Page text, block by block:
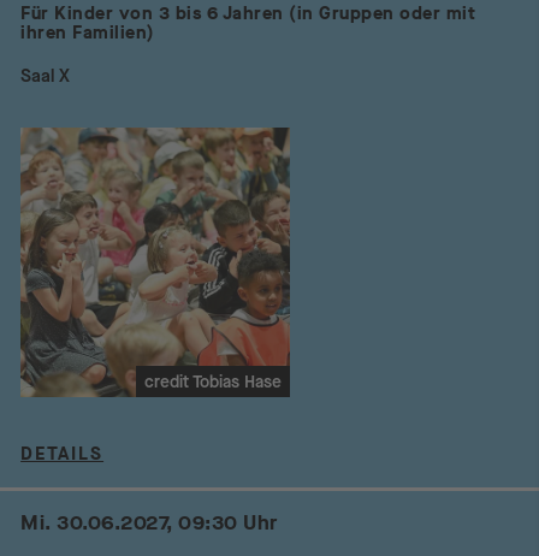
Für Kinder von 3 bis 6 Jahren (in Gruppen oder mit
ihren Familien)
Saal X
credit Tobias Hase
DETAILS
Mi. 30.06.2027, 09:30 Uhr